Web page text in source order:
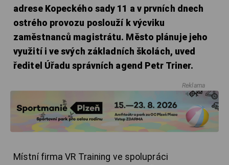
adrese Kopeckého sady 11 a v prvních dnech
ostrého provozu poslouží k výcviku
zaměstnanců magistrátu. Město plánuje jeho
využití i ve svých základních školách, uved
ředitel Úřadu správních agend Petr Triner.
Reklama
Místní firma VR Training ve spolupráci